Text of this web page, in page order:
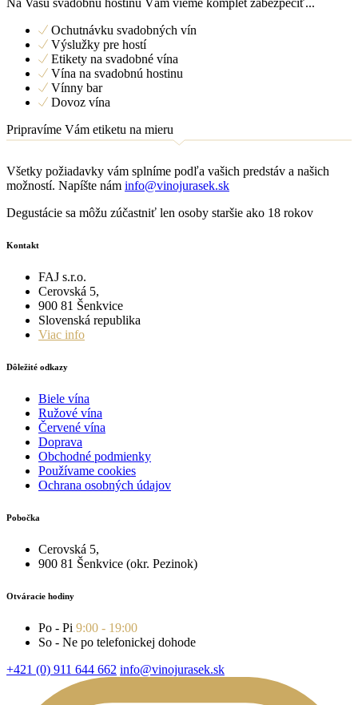
Ochutnávku svadobných vín
Výslužky pre hostí
Etikety na svadobné vína
Vína na svadobnú hostinu
Vínny bar
Dovoz vína
Pripravíme Vám etiketu na mieru
Všetky požiadavky vám splníme podľa vašich predstáv a našich
možností. Napíšte nám info@vinojurasek.sk
Degustácie sa môžu zúčastniť len osoby staršie ako 18 rokov
Kontakt
FAJ s.r.o.
Cerovská 5,
900 81 Šenkvice
Slovenská republika
Viac info
Dôležité odkazy
Biele vína
Ružové vína
Červené vína
Doprava
Obchodné podmienky
Používame cookies
Ochrana osobných údajov
Pobočka
Cerovská 5,
900 81 Šenkvice (okr. Pezinok)
Otváracie hodiny
Po - Pi 9:00 - 19:00
So - Ne po telefonickej dohode
+421 (0) 911 644 662 info@vinojurasek.sk